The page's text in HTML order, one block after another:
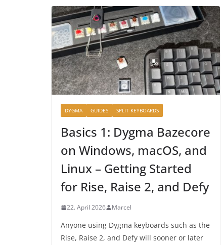
DYGMA GUIDES SPLIT KEYBOARDS
Basics 1: Dygma Bazecore
on Windows, macOS, and
Linux – Getting Started
for Rise, Raise 2, and Defy
22. April 2026 Marcel
Anyone using Dygma keyboards such as the
Rise, Raise 2, and Defy will sooner or later